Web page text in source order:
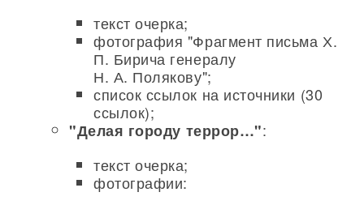
текст очерка;
фотография "Фрагмент письма Х.
П. Бирича генералу
Н. А. Полякову";
список ссылок на источники (30
ссылок);
"Делая городу террор…":
текст очерка;
фотографии: